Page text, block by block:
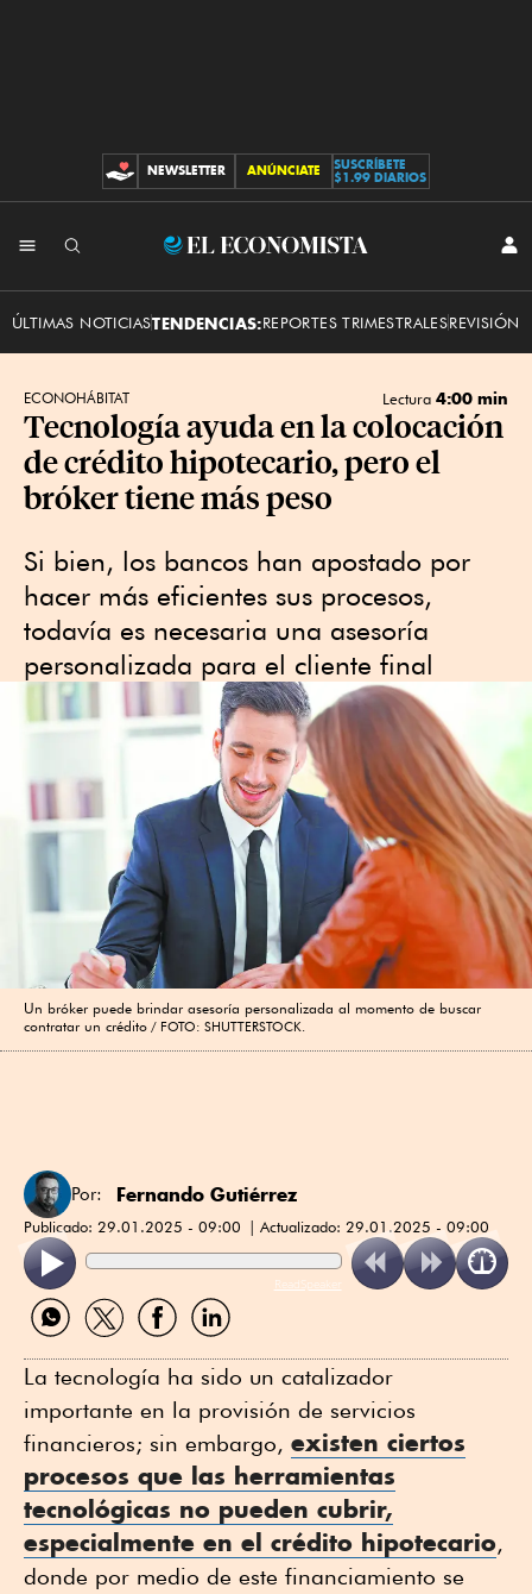
CONTRIBUCIONES
NEWSLETTER ANÚNCIATE
SUSCRÍBETE
$1.99 DIARIOS
El
ÚLTIMAS NOTICIASTENDENCIAS:REPORTES TRIMESTRALESREVISIÓN
ECONOHÁBITAT Lectura 4:00 min
Tecnología ayuda en la colocación
de crédito hipotecario, pero el
bróker tiene más peso
Si bien, los bancos han apostado por
hacer más eficientes sus procesos,
todavía es necesaria una asesoría
personalizada para el cliente final
Un bróker puede brindar asesoría personalizada al momento de buscar
contratar un crédito
FOTO: SHUTTERSTOCK.
Por: Fernando Gutiérrez
Publicado: 29.01.2025 - 09:00 Actualizado: 29.01.2025 - 09:00
ReadSpeaker
Compartir
por
Compartir
por
Compartir
por
Compartir
por
La tecnología ha sido un catalizador
importante en la provisión de servicios
financieros; sin embargo, existen ciertos
procesos que las herramientas
tecnológicas no pueden cubrir,
especialmente en el crédito hipotecario,
donde por medio de este financiamiento se